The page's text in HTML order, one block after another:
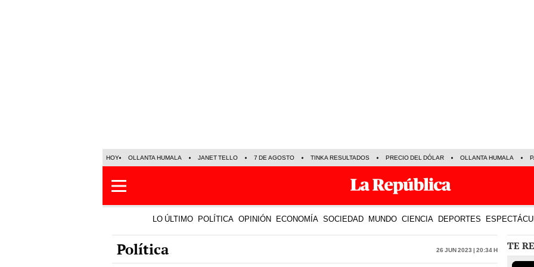
HOY OLLANTA HUMALA JANET TELLO 7 DE AGOSTO TINKA RESULTADOS PRECIO DEL DÓLAR OLLANTA HUMALA
LO ÚLTIMO POLÍTICA OPINIÓN ECONOMÍA SOCIEDAD MUNDO CIENCIA DEPORTES
Política 26 Jun 2023 | 20:34 h TE